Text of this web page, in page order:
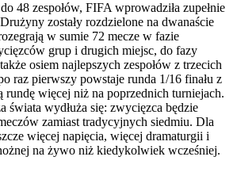
48 zespołów, FIFA wprowadziła zupełnie
zostały rozdzielone na dwanaście
w sumie 72 mecze w fazie
grup i drugich miejsc, do fazy
osiem najlepszych zespołów z trzecich
raz pierwszy powstaje runda 1/16 finału z
rundę więcej niż na poprzednich turniejach.
świata wydłuża się: zwycięzca będzie
zamiast tradycyjnych siedmiu. Dla
więcej napięcia, więcej dramaturgii i
na żywo niż kiedykolwiek wcześniej.